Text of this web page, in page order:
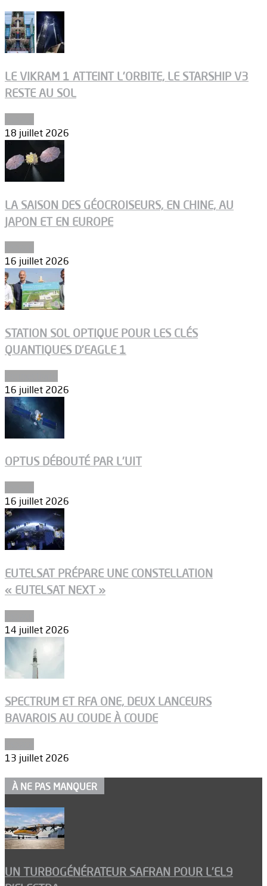
LE VIKRAM 1 ATTEINT L’ORBITE, LE STARSHIP V3
RESTE AU SOL
18 juillet 2026
LA SAISON DES GÉOCROISEURS, EN CHINE, AU
JAPON ET EN EUROPE
16 juillet 2026
STATION SOL OPTIQUE POUR LES CLÉS
QUANTIQUES D’EAGLE 1
16 juillet 2026
OPTUS DÉBOUTÉ PAR L’UIT
16 juillet 2026
EUTELSAT PRÉPARE UNE CONSTELLATION
« EUTELSAT NEXT »
14 juillet 2026
SPECTRUM ET RFA ONE, DEUX LANCEURS
BAVAROIS AU COUDE À COUDE
13 juillet 2026
À NE PAS MANQUER
UN TURBOGÉNÉRATEUR SAFRAN POUR L’EL9